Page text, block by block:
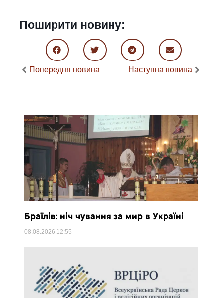
Поширити новину:
Попередня новина Наступна новина
Браїлів: ніч чування за мир в Україні
08.08.2026 12:55